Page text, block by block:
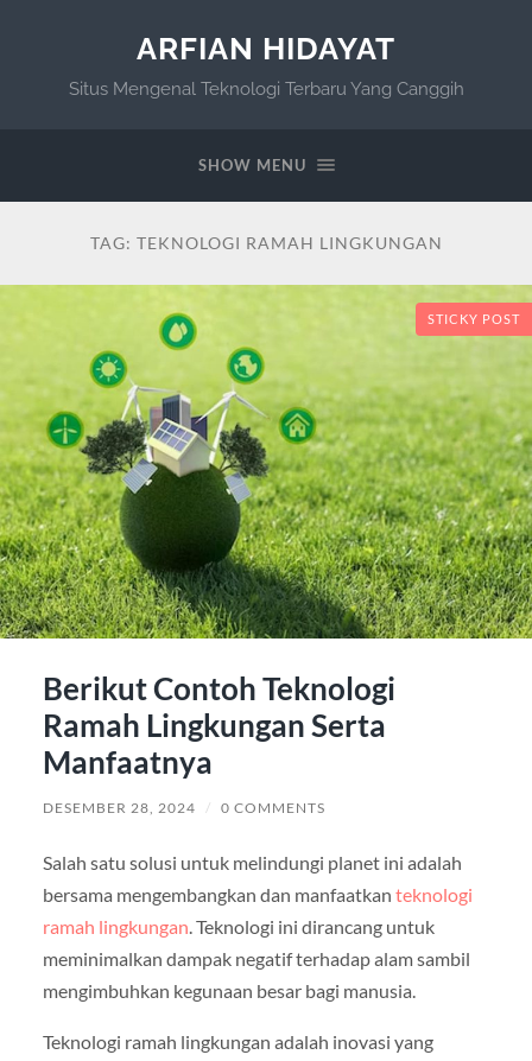
ARFIAN HIDAYAT
Situs Mengenal Teknologi Terbaru Yang Canggih
SHOW MENU
TAG: TEKNOLOGI RAMAH LINGKUNGAN
STICKY POST
Berikut Contoh Teknologi
Ramah Lingkungan Serta
Manfaatnya
DESEMBER 28, 2024 / 0 COMMENTS
Salah satu solusi untuk melindungi planet ini adalah
bersama mengembangkan dan manfaatkan teknologi
ramah lingkungan. Teknologi ini dirancang untuk
meminimalkan dampak negatif terhadap alam sambil
mengimbuhkan kegunaan besar bagi manusia.
Teknologi ramah lingkungan adalah inovasi yang